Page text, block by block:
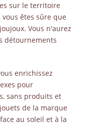
sur le territoire
êtes sûre que
Vous n'aurez
détournements
enrichissez
pour
sans produits et
de la marque
au soleil et à la